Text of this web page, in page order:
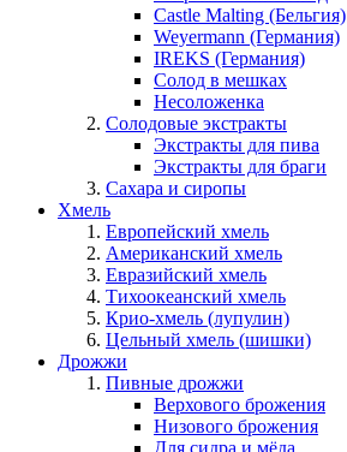
Castle Malting (Бельгия)
Weyermann (Германия)
IREKS (Германия)
Солод в мешках
Несоложенка
Солодовые экстракты
Экстракты для пива
Экстракты для браги
Сахара и сиропы
Хмель
Европейский хмель
Американский хмель
Евразийский хмель
Тихоокеанский хмель
Крио-хмель (лупулин)
Цельный хмель (шишки)
Дрожжи
Пивные дрожжи
Верхового брожения
Низового брожения
Для сидра и мёда